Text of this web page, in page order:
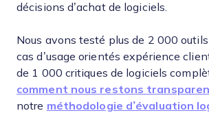
décisions d’achat de logiciels.
Nous avons testé plus de 2 000
cas d’usage orientés expérience
de 1 000 critiques de logiciels
comment nous restons
notre méthodologie d’évaluation